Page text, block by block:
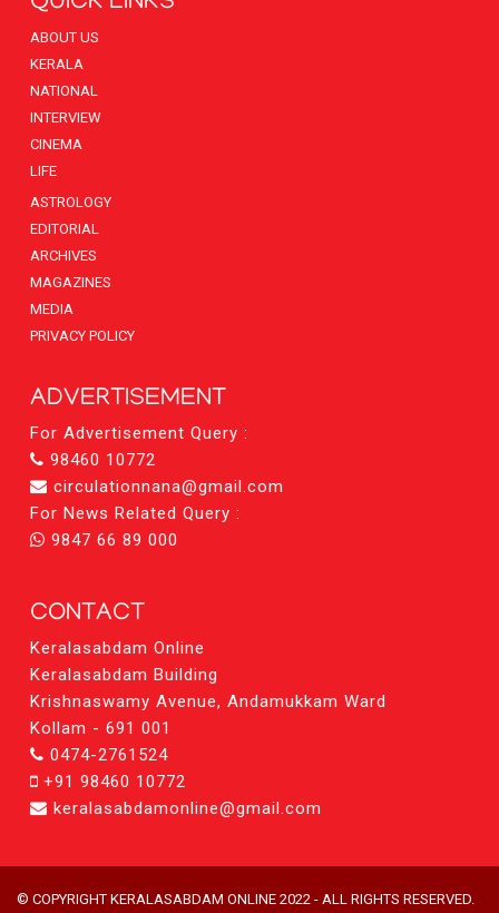
ABOUT US
KERALA
NATIONAL
INTERVIEW
CINEMA
LIFE
ASTROLOGY
EDITORIAL
ARCHIVES
MAGAZINES
MEDIA
PRIVACY POLICY
ADVERTISEMENT
For Advertisement Query :
98460 10772
circulationnana@gmail.com
For News Related Query :
9847 66 89 000
CONTACT
Keralasabdam Online
Keralasabdam Building
Krishnaswamy Avenue, Andamukkam Ward
Kollam - 691 001
0474-2761524
+91 98460 10772
keralasabdamonline@gmail.com
© COPYRIGHT KERALASABDAM ONLINE 2022 - ALL RIGHTS RESERVED.